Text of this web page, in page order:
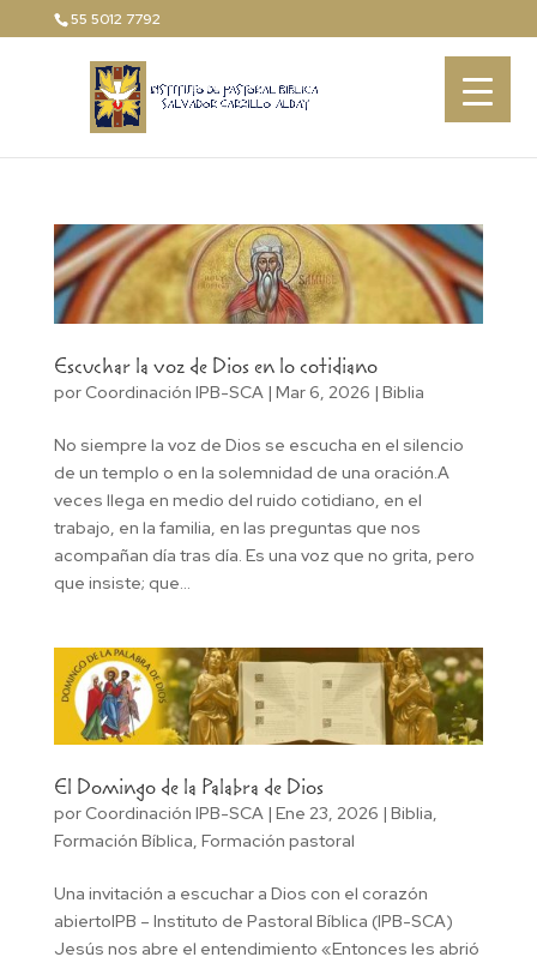
55 5012 7792
Escuchar la voz de Dios en lo cotidiano
por Coordinación IPB-SCA| Mar 6, 2026 | Biblia
No siempre la voz de Dios se escucha en el silencio
de un templo o en la solemnidad de una oración.A
veces llega en medio del ruido cotidiano, en el
trabajo, en la familia, en las preguntas que nos
acompañan día tras día. Es una voz que no grita, pero
que insiste; que...
El Domingo de la Palabra de Dios
por Coordinación IPB-SCA | Ene 23, 2026 | Biblia
Formación Bíblica Formación pastoral
Una invitación a escuchar a Dios con el corazón
abiertoIPB – Instituto de Pastoral Bíblica (IPB-SCA)
Jesús nos abre el entendimiento «Entonces les abrió